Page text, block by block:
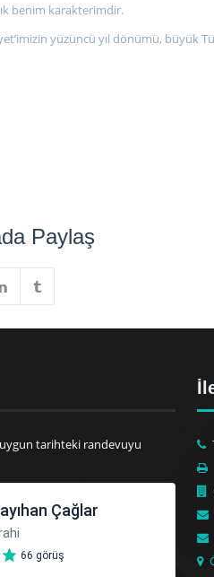
benim karakterimdir.
yüzüncü yıl dönümü, büyük
Paylaş
uygun tarihteki randevuyu